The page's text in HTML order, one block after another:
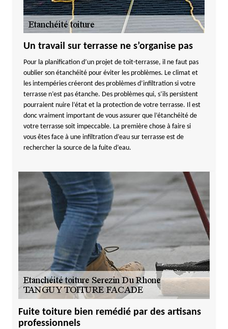
Un travail sur terrasse ne s’organise pas
Pour la planification d’un projet de toit-terrasse, il ne faut pas
oublier son étanchéité pour éviter les problèmes. Le climat et
les intempéries créeront des problèmes d’infiltration si votre
terrasse n’est pas étanche. Des problèmes qui, s’ils persistent
pourraient nuire l’état et la protection de votre terrasse. Il est
donc vraiment important de vous assurer que l’étanchéité de
votre terrasse soit impeccable. La première chose à faire si
vous êtes face à une infiltration d’eau sur terrasse est de
rechercher la source de la fuite d’eau.
Fuite toiture bien remédié par des artisans
professionnels